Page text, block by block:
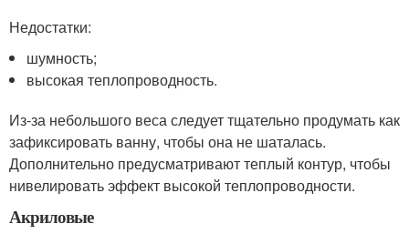
Недостатки:
шумность;
высокая теплопроводность.
Из-за небольшого веса следует тщательно продумать как
зафиксировать ванну, чтобы она не шаталась.
Дополнительно предусматривают теплый контур, чтобы
нивелировать эффект высокой теплопроводности.
Акриловые